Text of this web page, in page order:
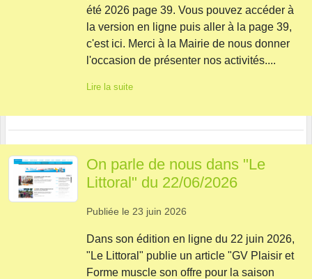
été 2026 page 39. Vous pouvez accéder à
la version en ligne puis aller à la page 39,
c'est ici. Merci à la Mairie de nous donner
l'occasion de présenter nos activités....
Lire la suite
On parle de nous dans "Le
Littoral" du 22/06/2026
Publiée le 23 juin 2026
Dans son édition en ligne du 22 juin 2026,
"Le Littoral" publie un article "GV Plaisir et
Forme muscle son offre pour la saison